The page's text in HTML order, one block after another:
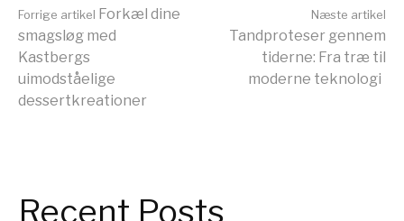
Læs
videre
Forrige artikel Forkæl dine
smagsløg med
Kastbergs
uimodståelige
dessertkreationer
Næste artikel
Tandproteser gennem
tiderne: Fra træ til
moderne teknologi
Recent Posts